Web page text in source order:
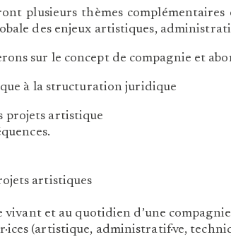
plusieurs thèmes
des enjeux artistiques,
sur le concept de compagnie et
à la structuration juridique
projets artistique
artistiques
et au quotidien d’une
(artistique, administratif·ve,